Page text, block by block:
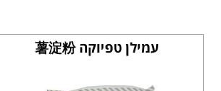
עמילן טפיוקה 薯淀粉